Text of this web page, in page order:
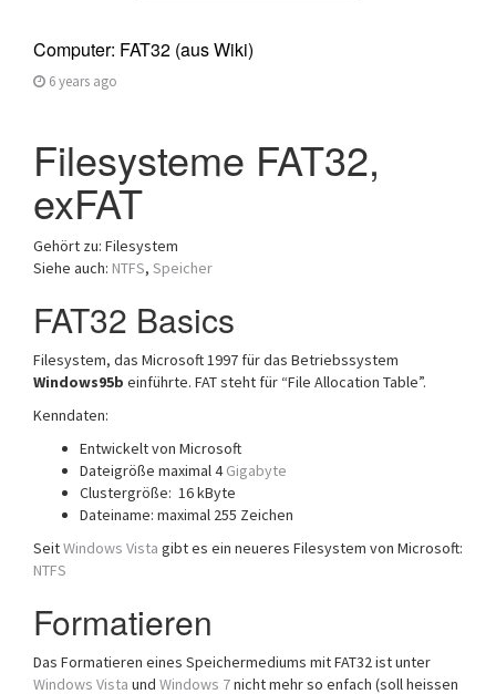
Computer: FAT32 (aus Wiki)
6 years ago
Filesysteme FAT32,
exFAT
Gehört zu: Filesystem
Siehe auch: NTFS, Speicher
FAT32 Basics
Filesystem, das Microsoft 1997 für das Betriebssystem
Windows95b einführte. FAT steht für “File Allocation Table”.
Kenndaten:
Entwickelt von Microsoft
Dateigröße maximal 4Gigabyte
Clustergröße: 16 kByte
Dateiname: maximal 255 Zeichen
SeitWindows Vista gibt es ein neueres Filesystem von Microsoft:
NTFS
Formatieren
Das Formatieren eines Speichermediums mit FAT32 ist unter
Windows Vista und Windows 7nicht mehr so enfach (soll heissen